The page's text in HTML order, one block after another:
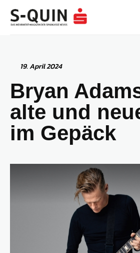
19. April 2024
Bryan
alte und
im Gepäck